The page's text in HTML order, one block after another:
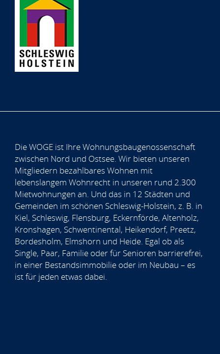
Die WOGE ist Ihre Wohnungsbaugenossenschaft
zwischen Nord und Ostsee. Wir bieten unseren
Mitgliedern bezahlbares Wohnen mit
lebenslangem Wohnrecht in unseren rund 2.300
Mietwohnungen an. Und das in 12 Städten und
Gemeinden im schönen Schleswig-Holstein, z. B. in
Kiel, Schleswig, Flensburg, Eckernförde, Altenholz,
Kronshagen, Schwentinental, Heikendorf, Preetz,
Bordesholm, Elmshorn und Heide. Egal ob als
Single, Paar, Familie oder für Senioren barrierefrei,
in einer Bestandsimmobilie oder im Neubau – es
ist für jeden etwas dabei.